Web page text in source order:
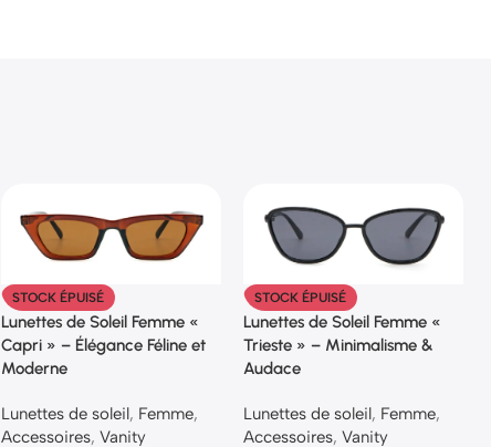
STOCK ÉPUISÉ
Lunettes de Soleil Femme «
Capri » – Élégance Féline et
Moderne
Lunettes de soleil, Femme,
Accessoires, Vanity
STOCK ÉPUISÉ
Lunettes de Soleil Femme «
Trieste » – Minimalisme &
Audace
Lunettes de soleil, Femme,
Accessoires, Vanity